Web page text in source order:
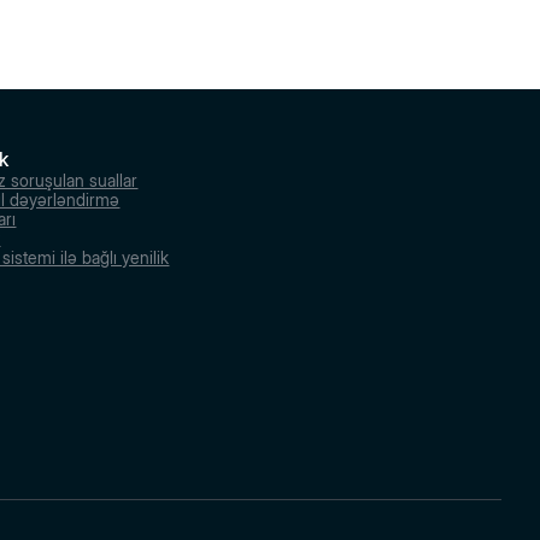
soruşulan suallar
dəyərləndirmə
ilə bağlı yenilik